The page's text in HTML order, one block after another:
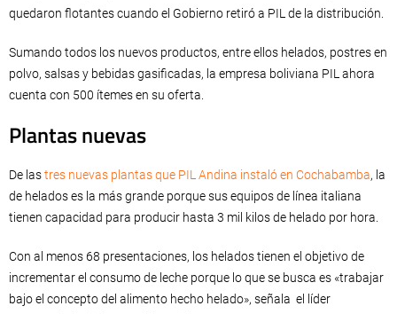
quedaron flotantes cuando el Gobierno retiró a PIL de la distribución.
Sumando todos los nuevos productos, entre ellos helados, postres en
polvo, salsas y bebidas gasificadas, la empresa boliviana PIL ahora
cuenta con 500 ítemes en su oferta.
Plantas nuevas
De lastres nuevas plantas que PIL Andina instaló en Cochabamba, la
de helados es la más grande porque sus equipos de línea italiana
tienen capacidad para producir hasta 3 mil kilos de helado por hora.
Con al menos 68 presentaciones, los helados tienen el objetivo de
incrementar el consumo de leche porque lo que se busca es «trabajar
bajo el concepto del alimento hecho helado», señala el líder